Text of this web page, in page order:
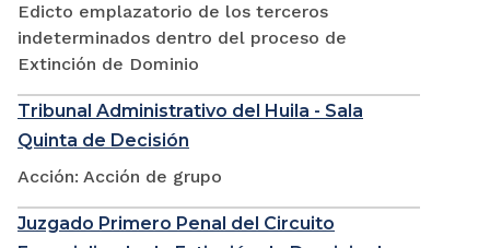
Edicto emplazatorio de los terceros
indeterminados dentro del proceso de
Extinción de Dominio
Tribunal Administrativo del Huila - Sala
Quinta de Decisión
Acción: Acción de grupo
Juzgado Primero Penal del Circuito